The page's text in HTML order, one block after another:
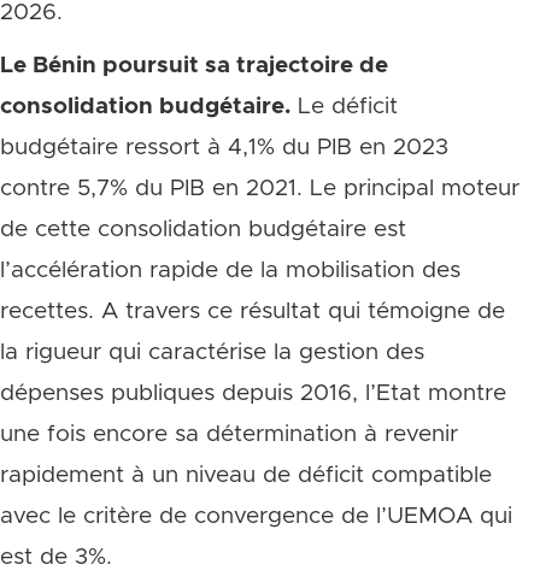
2026.
Le Bénin poursuit sa trajectoire de
consolidation budgétaire. Le déficit
budgétaire ressort à 4,1% du PIB en 2023
contre 5,7% du PIB en 2021. Le principal moteur
de cette consolidation budgétaire est
l’accélération rapide de la mobilisation des
recettes. A travers ce résultat qui témoigne de
la rigueur qui caractérise la gestion des
dépenses publiques depuis 2016, l’Etat montre
une fois encore sa détermination à revenir
rapidement à un niveau de déficit compatible
avec le critère de convergence de l’UEMOA qui
est de 3%.